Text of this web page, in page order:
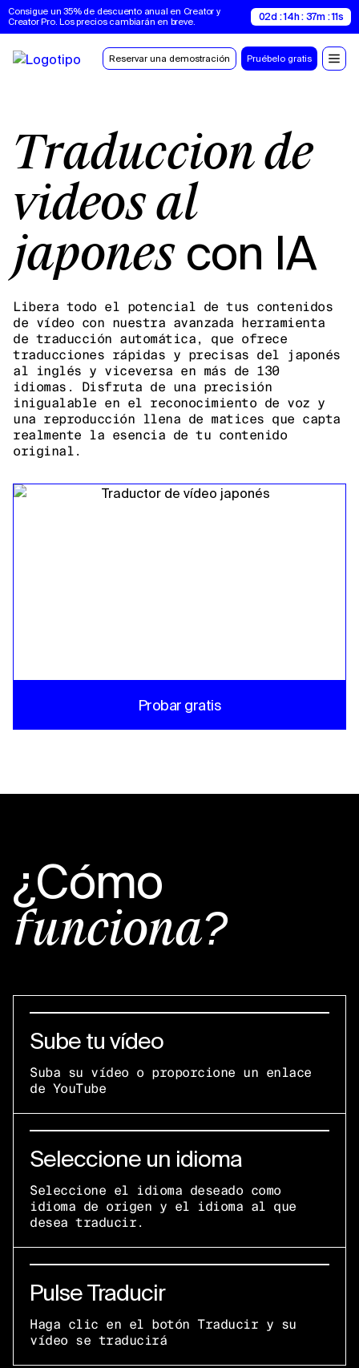
Consigue un 35% de descuento anual en Creator y
Creator Pro. Los precios cambiarán en breve.
02d : 14h : 37m : 10s
Reservar una demostración Pruébelo gratis
Traducción de
vídeos al
japonés con IA
Libera todo el potencial de tus contenidos
de vídeo con nuestra avanzada herramienta
de traducción automática, que ofrece
traducciones rápidas y precisas del japonés
al inglés y viceversa en más de 130
idiomas. Disfruta de una precisión
inigualable en el reconocimiento de voz y
una reproducción llena de matices que capta
realmente la esencia de tu contenido
original.
Probar gratis
¿Cómo
funciona?
Sube tu vídeo
Suba su vídeo o proporcione un enlace
de YouTube
Seleccione un idioma
Seleccione el idioma deseado como
idioma de origen y el idioma al que
desea traducir.
Pulse Traducir
Haga clic en el botón Traducir y su
vídeo se traducirá